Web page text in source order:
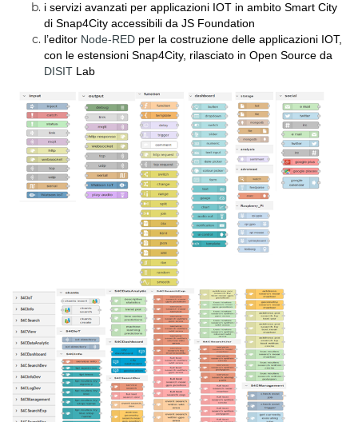
i servizi avanzati per applicazioni IOT in ambito Smart City
di Snap4City accessibili da JS Foundation
l’editor Node-RED per la costruzione delle applicazioni IOT,
con le estensioni Snap4City, rilasciato in Open Source da
DISIT Lab